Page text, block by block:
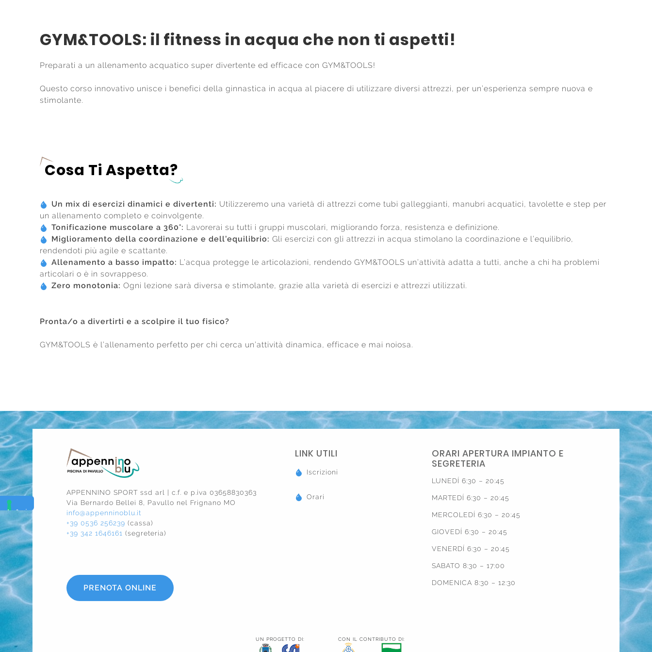
GYM&TOOLS: il fitness in acqua che non ti aspetti!
Preparati a un allenamento acquatico super divertente ed efficace con GYM&TOOLS!
Questo corso innovativo unisce i benefici della ginnastica in acqua al piacere di utilizzare diversi attrezzi, per un’esperienza sempre nuova e
stimolante.
Cosa Ti Aspetta?
Un mix di esercizi dinamici e divertenti: Utilizzeremo una varietà di attrezzi come tubi galleggianti, manubri acquatici, tavolette e step per
un allenamento completo e coinvolgente.
Tonificazione muscolare a 360°: Lavorerai su tutti i gruppi muscolari, migliorando forza, resistenza e definizione.
Miglioramento della coordinazione e dell’equilibrio: Gli esercizi con gli attrezzi in acqua stimolano la coordinazione e l’equilibrio,
rendendoti più agile e scattante.
Allenamento a basso impatto: L’acqua protegge le articolazioni, rendendo GYM&TOOLS un’attività adatta a tutti, anche a chi ha problemi
articolari o è in sovrappeso.
Zero monotonia: Ogni lezione sarà diversa e stimolante, grazie alla varietà di esercizi e attrezzi utilizzati.
Pronta/o a divertirti e a scolpire il tuo fisico?
GYM&TOOLS è l’allenamento perfetto per chi cerca un’attività dinamica, efficace e mai noiosa.
APPENNINO SPORT ssd arl | c.f. e p.iva 03658830363
Via Bernardo Bellei 8, Pavullo nel Frignano MO
info@appenninoblu.it
+39 0536 256239 (cassa)
+39 342 1646161 (segreteria)
PRENOTA ONLINE
LINK UTILI
Iscrizioni
Orari
ORARI APERTURA IMPIANTO E
SEGRETERIA
LUNEDÍ 6:30 – 20:45
MARTEDÍ 6:30 – 20:45
MERCOLEDÍ 6:30 – 20:45
GIOVEDÍ 6:30 – 20:45
VENERDÍ 6:30 – 20:45
SABATO 8:30 – 17:00
DOMENICA 8:30 – 12:30
UN PROGETTO DI: CON IL CONTRIBUTO DI: